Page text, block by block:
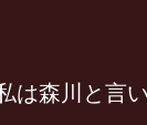
森川と言